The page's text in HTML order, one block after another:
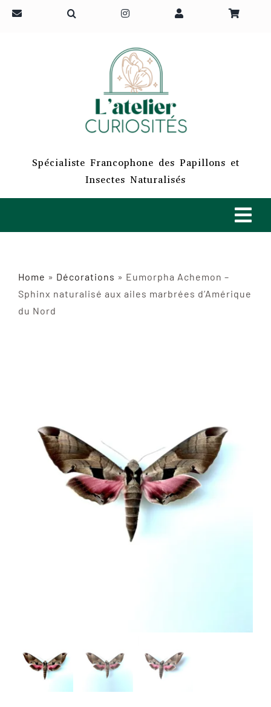
Passer
Spécialiste Francophone des Papillons et
Insectes Naturalisés
INSECTES NATURALISÉS
À PROPOS
Home » Décorations » Eumorpha Achemon –
Sphinx naturalisé aux ailes marbrées d’Amérique
du Nord